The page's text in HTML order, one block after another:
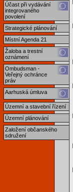
Účast při vydávání
integrovaného
povolení
Strategické plánování
Místní Agenda 21
Žaloba a trestní
oznámení
Ombudsman -
Veřejný ochránce
práv
Aarhuská úmluva
Územní a stavební řízení
Územní plánování
Založení občanského
sdružení